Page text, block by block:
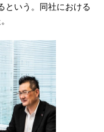
という。同社における